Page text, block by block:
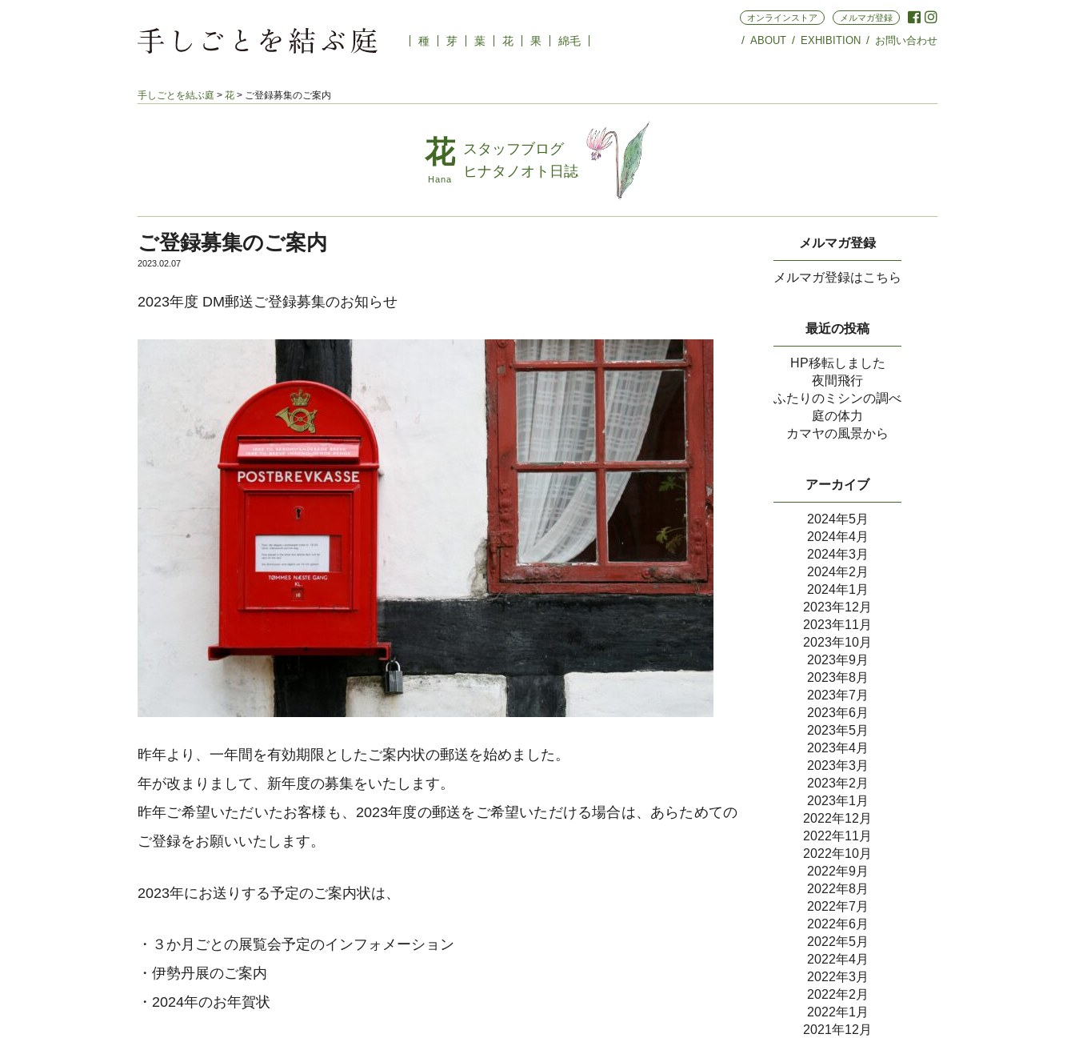
種 芽 葉 花 果 綿毛 ABOUT EXHIBITION お問い合わせ
オンラインストア メルマガ登録
手しごとを結ぶ庭 > 花 > ご登録募集のご案内
スタッフブログ
ヒナタノオト日誌
ご登録募集のご案内
2023.02.07
2023年度 DM郵送ご登録募集のお知らせ
昨年より、一年間を有効期限としたご案内状の郵送を始めました。
年が改まりまして、新年度の募集をいたします。
昨年ご希望いただいたお客様も、2023年度の郵送をご希望いただける場合は、あらためての
ご登録をお願いいたします。
2023年にお送りする予定のご案内状は、
・３か月ごとの展覧会予定のインフォメーション
・伊勢丹展のご案内
・2024年のお年賀状
メルマガ登録
メルマガ登録はこちら
最近の投稿
HP移転しました
夜間飛行
ふたりのミシンの調べ
庭の体力
カマヤの風景から
アーカイブ
2024年5月
2024年4月
2024年3月
2024年2月
2024年1月
2023年12月
2023年11月
2023年10月
2023年9月
2023年8月
2023年7月
2023年6月
2023年5月
2023年4月
2023年3月
2023年2月
2023年1月
2022年12月
2022年11月
2022年10月
2022年9月
2022年8月
2022年7月
2022年6月
2022年5月
2022年4月
2022年3月
2022年2月
2022年1月
2021年12月